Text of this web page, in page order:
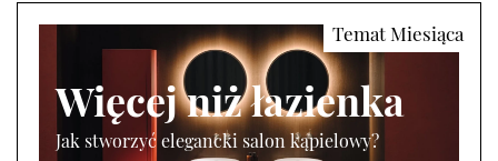
Więcej niż łazienka
Jak stworzyć elegancki salon kąpielowy?